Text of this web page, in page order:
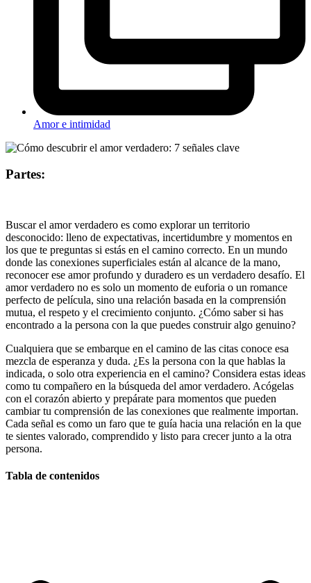
Amor e intimidad
Partes:
Buscar el amor verdadero es como explorar un territorio
desconocido: lleno de expectativas, incertidumbre y momentos en
los que te preguntas si estás en el camino correcto. En un mundo
donde las conexiones superficiales están al alcance de la mano,
reconocer ese amor profundo y duradero es un verdadero desafío. El
amor verdadero no es solo un momento de euforia o un romance
perfecto de película, sino una relación basada en la comprensión
mutua, el respeto y el crecimiento conjunto. ¿Cómo saber si has
encontrado a la persona con la que puedes construir algo genuino?
Cualquiera que se embarque en el camino de las citas conoce esa
mezcla de esperanza y duda. ¿Es la persona con la que hablas la
indicada, o solo otra experiencia en el camino? Considera estas ideas
como tu compañero en la búsqueda del amor verdadero. Acógelas
con el corazón abierto y prepárate para momentos que pueden
cambiar tu comprensión de las conexiones que realmente importan.
Cada señal es como un faro que te guía hacia una relación en la que
te sientes valorado, comprendido y listo para crecer junto a la otra
persona.
Tabla de contenidos